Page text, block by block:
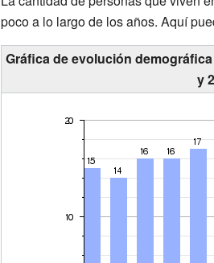
poco a lo largo de los años. Aquí
Gráfica de evolución
y